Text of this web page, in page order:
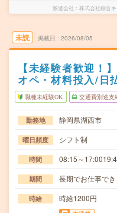
派遣会社 株式会社綜合
未読 掲載日 2026/08/05
【未経験者歓迎！
オペ・材料投入/日
職種未経験OK 交通費別途支
勤務地 静岡県湖西市
曜日頻度 シフト制
時間 08:15～
期間 長期でお仕事でき
時給 時給1200円